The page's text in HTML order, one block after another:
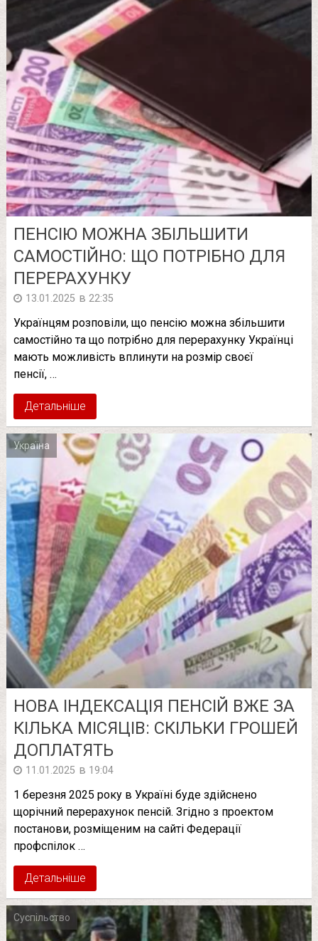
ПЕНСІЮ МОЖНА ЗБІЛЬШИТИ
САМОСТІЙНО: ЩО ПОТРІБНО ДЛЯ
ПЕРЕРАХУНКУ
13.01.2025 в 22:35
Українцям розповіли, що пенсію можна збільшити
самостійно та що потрібно для перерахунку Українці
мають можливість вплинути на розмір своєї
пенсії, …
Детальніше
Україна
НОВА ІНДЕКСАЦІЯ ПЕНСІЙ ВЖЕ ЗА
КІЛЬКА МІСЯЦІВ: СКІЛЬКИ ГРОШЕЙ
ДОПЛАТЯТЬ
11.01.2025 в 19:04
1 березня 2025 року в Україні буде здійснено
щорічний перерахунок пенсій. Згідно з проектом
постанови, розміщеним на сайті Федерації
профспілок …
Детальніше
Суспільство